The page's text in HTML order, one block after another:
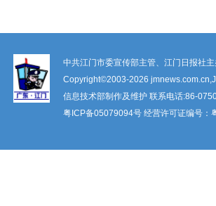
中共江门市委宣传部主管、江门日报社
Copyright©2003-2026
信息技术部制作及维护 联系电话:86-
粤ICP备05079094号 经营许可证编号：